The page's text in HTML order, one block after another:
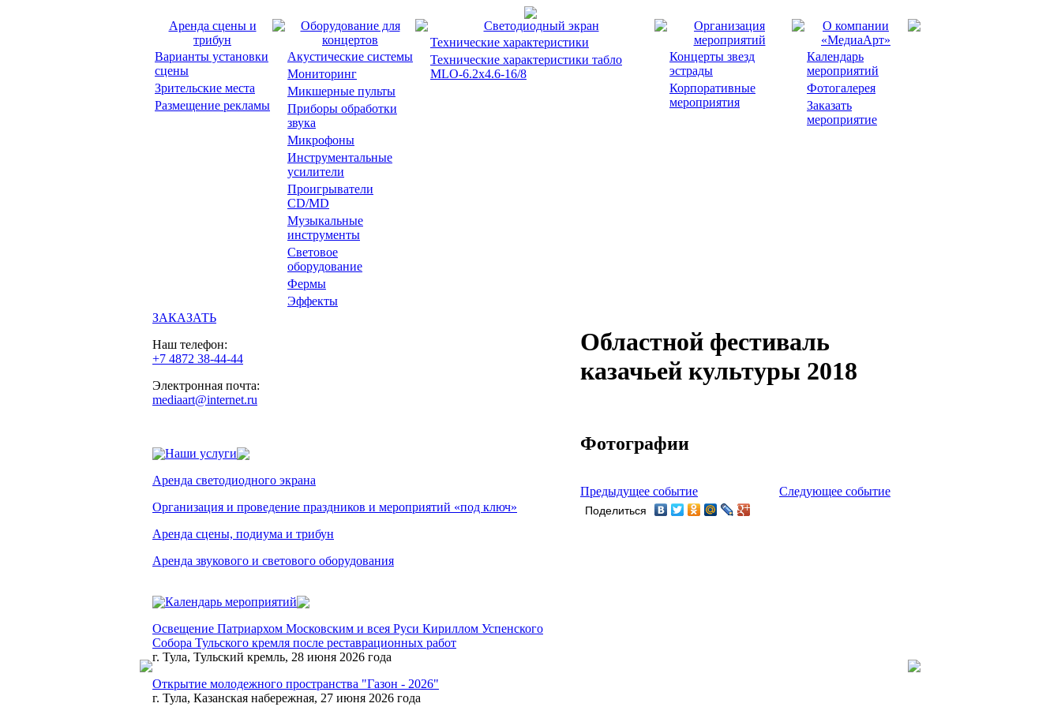
Аренда сцены и
трибун
Варианты установки
сцены
Зрительские места
Размещение рекламы
Оборудование для
концертов
Акустические системы
Мониторинг
Микшерные пульты
Приборы обработки
звука
Микрофоны
Инструментальные
усилители
Проигрыватели
CD/MD
Музыкальные
инструменты
Световое
оборудование
Фермы
Эффекты
Светодиодный экран
Технические характеристики
Технические характеристики табло
MLO-6.2x4.6-16/8
Организация
мероприятий
Концерты звезд
эстрады
Корпоративные
мероприятия
О компании
«МедиаАрт»
Календарь
мероприятий
Фотогалерея
Заказать
мероприятие
ЗАКАЗАТЬ
Наш телефон:
+7 4872 38-44-44
Электронная почта:
mediaart@internet.ru
Наши услуги
Аренда светодиодного экрана
Организация и проведение праздников и мероприятий «под ключ»
Аренда сцены, подиума и трибун
Аренда звукового и светового оборудования
Календарь мероприятий
Освещение Патриархом Московским и всея Руси Кириллом Успенского
Собора Тульского кремля после реставрационных работ
г. Тула, Тульский кремль, 28 июня 2026 года
Открытие молодежного пространства "Газон - 2026"
г. Тула, Казанская набережная, 27 июня 2026 года
Областной фестиваль
казачьей культуры 2018
Фотографии
Предыдущее событие Следующее событие
Поделиться